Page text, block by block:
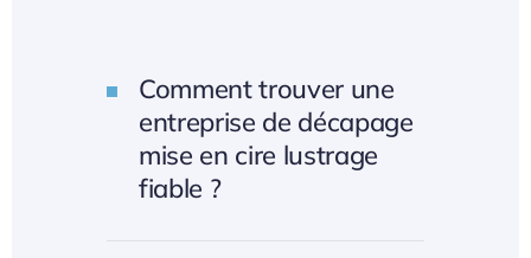
Comment trouver une
entreprise de décapage
mise en cire lustrage
fiable ?